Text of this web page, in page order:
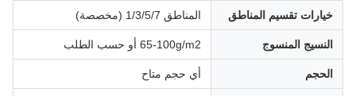
خيارات تقسيم المناطق المناطق 1/3/5/7 (مخصصة)
النسيج المنسوج 65-100g/m2 أو حسب الطلب
الحجم أي حجم متاح